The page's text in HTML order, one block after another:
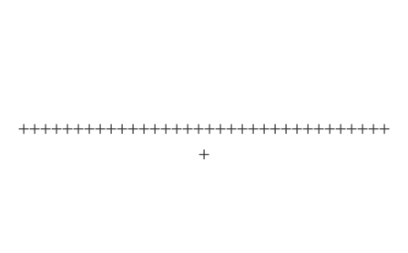
++++++++++++++++++++++++++++++++++
+